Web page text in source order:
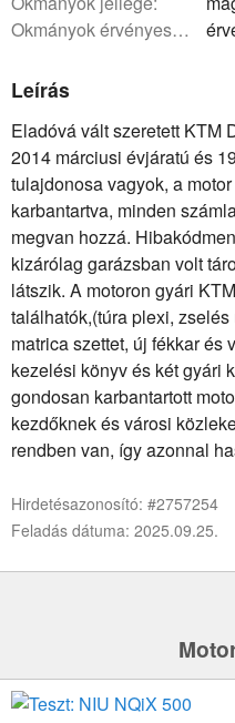
okmányok érvényessége:
Leírás
Eladóvá vált szeretett KTM
2014 márciusi évjáratú és
tulajdonosa vagyok, a
karbantartva, minden
megvan hozzá.
kizárólag garázsban volt
látszik. A motoron gyári
találhatók,(túra plexi,
matrica szettet, új fékkar és
kezelési könyv és két gyári
gondosan karbantartott
kezdőknek és városi
rendben van, így azonnal
Hirdetésazonosító: #2757254
Feladás dátuma: 2025.09.25.